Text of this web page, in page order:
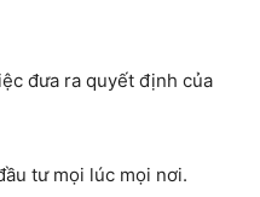
đưa ra quyết định của
tư mọi lúc mọi nơi.